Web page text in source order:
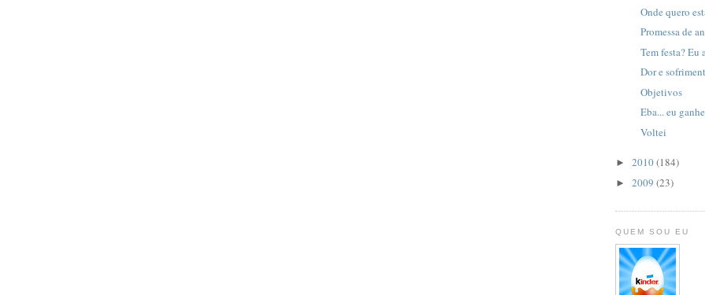
Onde quero
Promessa de
Tem festa? Eu
Dor e
Objetivos
Eba... eu
Voltei
► 2010(184)
► 2009 (23)
QUEM SOU EU